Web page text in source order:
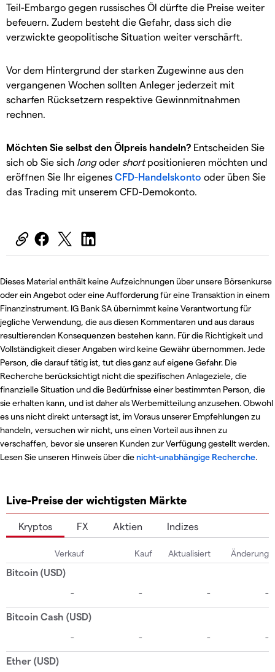
Teil-Embargo gegen russisches Öl dürfte die Preise weiter
befeuern. Zudem besteht die Gefahr, dass sich die
verzwickte geopolitische Situation weiter verschärft.
Vor dem Hintergrund der starken Zugewinne aus den
vergangenen Wochen sollten Anleger jederzeit mit
scharfen Rücksetzern respektive Gewinnmitnahmen
rechnen.
Möchten Sie selbst den Ölpreis handeln? Entscheiden Sie
sich ob Sie sich longoder shortpositionieren möchten und
eröffnen Sie Ihr eigenes CFD-Handelskonto oder üben Sie
das Trading mit unserem CFD-Demokonto.
Dieses Material enthält keine Aufzeichnungen über unsere Börsenkurse
oder ein Angebot oder eine Aufforderung für eine Transaktion in einem
Finanzinstrument. IG Bank SA übernimmt keine Verantwortung für
jegliche Verwendung, die aus diesen Kommentaren und aus daraus
resultierenden Konsequenzen bestehen kann. Für die Richtigkeit und
Vollständigkeit dieser Angaben wird keine Gewähr übernommen. Jede
Person, die darauf tätig ist, tut dies ganz auf eigene Gefahr. Die
Recherche berücksichtigt nicht die spezifischen Anlageziele, die
finanzielle Situation und die Bedürfnisse einer bestimmten Person, die
sie erhalten kann, und ist daher als Werbemitteilung anzusehen. Obwohl
es uns nicht direkt untersagt ist, im Voraus unserer Empfehlungen zu
handeln, versuchen wir nicht, uns einen Vorteil aus ihnen zu
verschaffen, bevor sie unseren Kunden zur Verfügung gestellt werden.
Lesen Sie unseren Hinweis über dienicht-unabhängige Recherche.
Live-Preise der wichtigsten Märkte
Kryptos FX Aktien Indizes